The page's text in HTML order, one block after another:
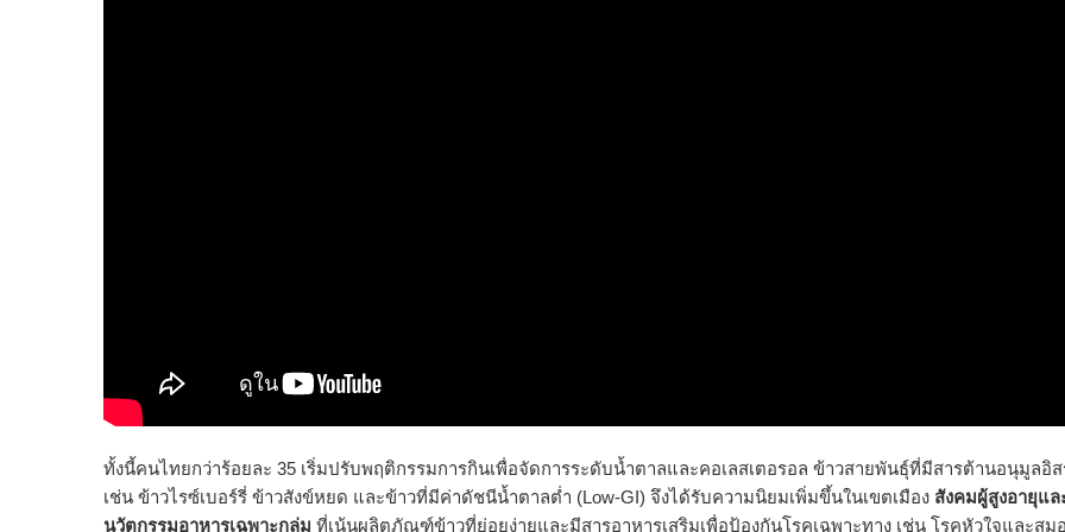
ทั้งนี้คนไทยกว่าร้อยละ 35 เริ่มปรับพฤติกรรมการกินเพื่อจัดการระดับน้ำตาลและคอเลสเตอรอล ข้าวสายพันธุ์ที่มีสารต้านอนุมูลอิส
เช่น ข้าวไรซ์เบอร์รี่ ข้าวสังข์หยด และข้าวที่มีค่าดัชนีน้ำตาลต่ำ (Low-GI) จึงได้รับความนิยมเพิ่มขึ้นในเขตเมือง สังคมผู้สูงอายุแล
นวัตกรรมอาหารเฉพาะกลุ่ม ที่เน้นผลิตภัณฑ์ข้าวที่ย่อยง่ายและมีสารอาหารเสริมเพื่อป้องกันโรคเฉพาะทาง เช่น โรคหัวใจและสม